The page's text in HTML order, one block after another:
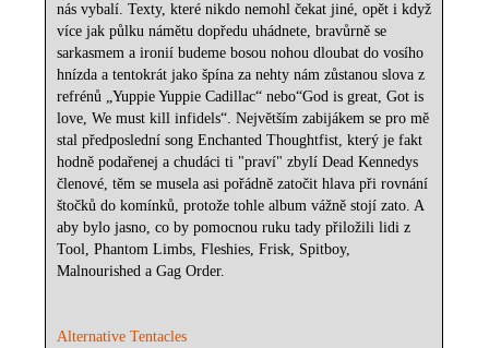
nás vybalí. Texty, které nikdo nemohl čekat jiné, opět i když
více jak půlku námětu dopředu uhádnete, bravůrně se
sarkasmem a ironií budeme bosou nohou dloubat do vosího
hnízda a tentokrát jako špína za nehty nám zůstanou slova z
refrénů „Yuppie Yuppie Cadillac“ nebo“God is great, Got is
love, We must kill infidels“. Největším zabijákem se pro mě
stal předposlední song Enchanted Thoughtfist, který je fakt
hodně podařenej a chudáci ti "praví" zbylí Dead Kennedys
členové, těm se musela asi pořádně zatočit hlava při rovnání
štočků do komínků, protože tohle album vážně stojí zato. A
aby bylo jasno, co by pomocnou ruku tady přiložili lidi z
Tool, Phantom Limbs, Fleshies, Frisk, Spitboy,
Malnourished a Gag Order.
Alternative Tentacles